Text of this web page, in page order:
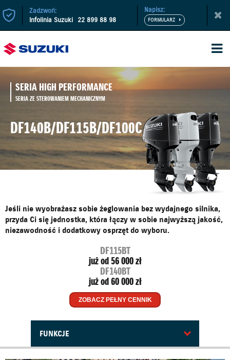
Zadzwoń:
Infolinia Suzuki 22 899 88 98
Napisz:
SERIA HIGH PERFORMANCE
SERIA ZE STEROWANIEM MECHANICZNYM
DF140B/DF115B/DF100C
Jeśli nie wyobrażasz sobie żeglowania bez wydajnego silnika,
przyda Ci się jednostka, która łączy w sobie najwyższą jakość,
niezawodność i dodatkowy osprzęt do wyboru.
DF115BT
już od 56 000 zł
DF140BT
już od 60 000 zł
ZOBACZ PEŁNY CENNIK
FUNKCJE